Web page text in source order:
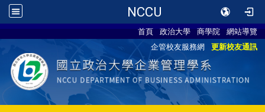
NCCU
首頁 政治大學 商學院
網站導覽
企管校友服務網
更新校友通訊